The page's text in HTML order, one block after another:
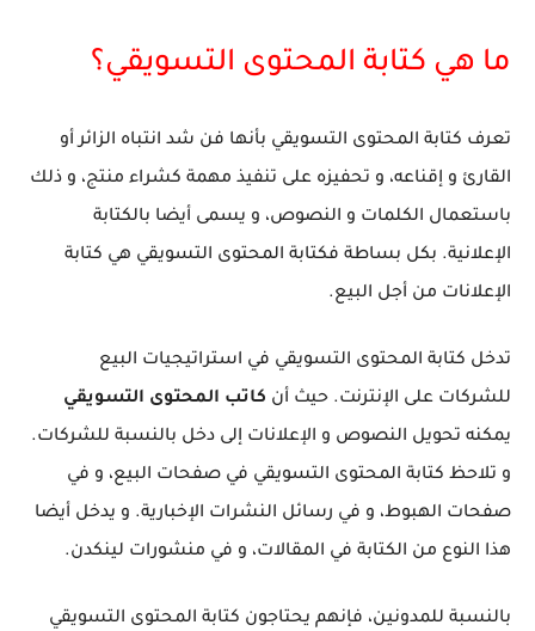
ما هي كتابة المحتوى التسويقي؟
تعرف كتابة المحتوى التسويقي بأنها فن شد انتباه الزائر أو
القارئ و إقناعه، و تحفيزه على تنفيذ مهمة كشراء منتج، و ذلك
باستعمال الكلمات و النصوص، و يسمى أيضا بالكتابة
الإعلانية. بكل بساطة فكتابة المحتوى التسويقي هي كتابة
الإعلانات من أجل البيع.
تدخل كتابة المحتوى التسويقي في استراتيجيات البيع
للشركات على الإنترنت. حيث أن كاتب المحتوى التسويقي
يمكنه تحويل النصوص و الإعلانات إلى دخل بالنسبة للشركات.
و تلاحظ كتابة المحتوى التسويقي في صفحات البيع، و في
صفحات الهبوط، و في رسائل النشرات الإخبارية. و يدخل أيضا
هذا النوع من الكتابة في المقالات، و في منشورات لينكدن.
بالنسبة للمدونين، فإنهم يحتاجون كتابة المحتوى التسويقي